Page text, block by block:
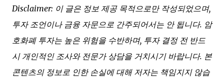
Disclaimer: 이 글은 정보 제공 목적으로만 작성되었으며,
투자 조언이나 금융 자문으로 간주되어서는 안 됩니다. 암
호화폐 투자는 높은 위험을 수반하며, 투자 결정 전 반드
시 개인적인 조사와 전문가 상담을 거치시기 바랍니다. 본
콘텐츠의 정보로 인한 손실에 대해 저자는 책임지지 않습